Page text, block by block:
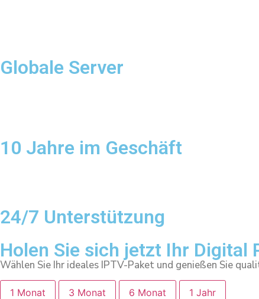
Globale Server
10 Jahre im Geschäft
24/7 Unterstützung
Holen Sie sich jetzt Ihr Digital
Wählen Sie Ihr ideales IPTV-Paket und genießen Sie
1 Monat 3 Monat 6 Monat 1 Jahr